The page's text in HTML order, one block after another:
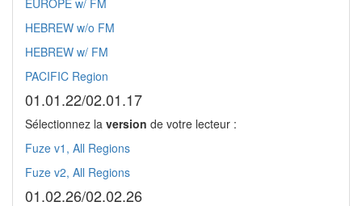
HEBREW w/o FM
HEBREW w/ FM
PACIFIC Region
01.01.22/02.01.17
Sélectionnez la version de votre lecteur :
Fuze v1, All Regions
Fuze v2, All Regions
01.02.26/02.02.26